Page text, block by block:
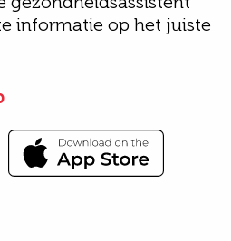
informatie op het juiste